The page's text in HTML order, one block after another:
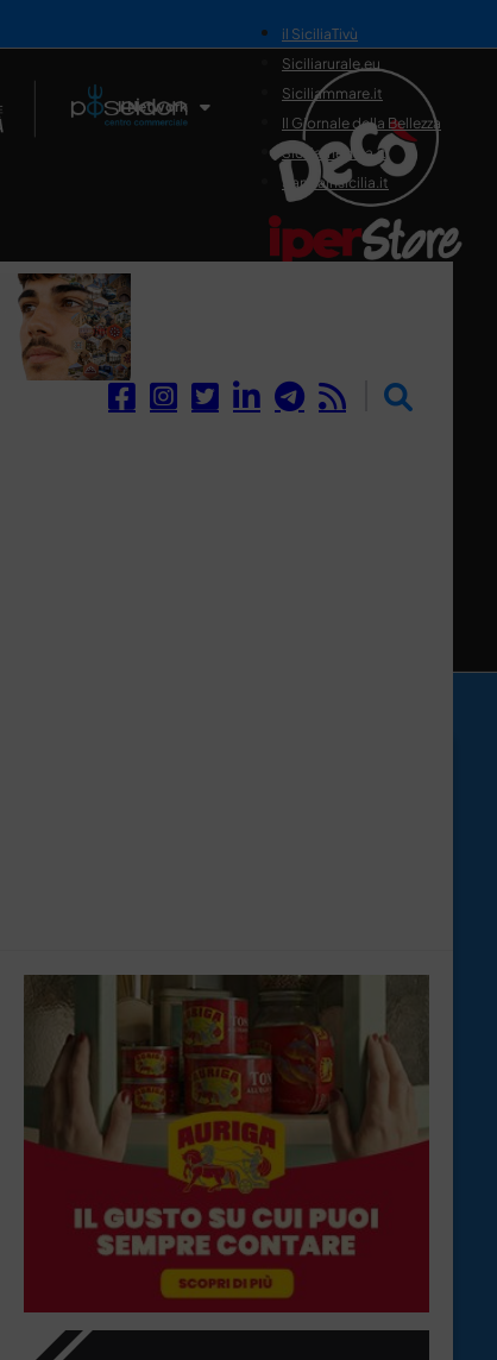
Il Network
il SiciliaTivù
Siciliarurale.eu
Siciliammare.it
Il Giornale della Bellezza
Siciliamedica.it
Sanitainsicilia.it